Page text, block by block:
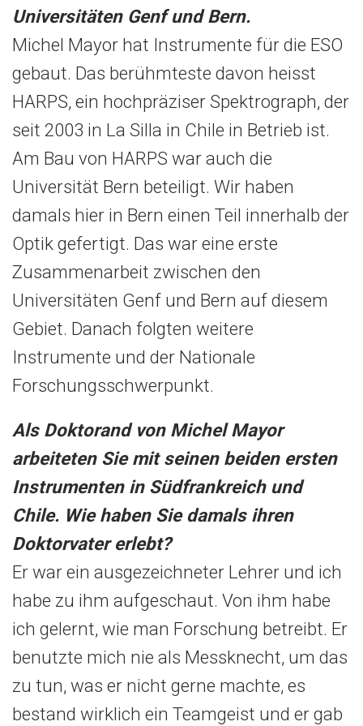
Universitäten Genf und Bern.
Michel Mayor hat Instrumente für die ESO
gebaut. Das berühmteste davon heisst
HARPS, ein hochpräziser Spektrograph, der
seit 2003 in La Silla in Chile in Betrieb ist.
Am Bau von HARPS war auch die
Universität Bern beteiligt. Wir haben
damals hier in Bern einen Teil innerhalb der
Optik gefertigt. Das war eine erste
Zusammenarbeit zwischen den
Universitäten Genf und Bern auf diesem
Gebiet. Danach folgten weitere
Instrumente und der Nationale
Forschungsschwerpunkt.
Als Doktorand von Michel Mayor
arbeiteten Sie mit seinen beiden ersten
Instrumenten in Südfrankreich und
Chile. Wie haben Sie damals ihren
Doktorvater erlebt?
Er war ein ausgezeichneter Lehrer und ich
habe zu ihm aufgeschaut. Von ihm habe
ich gelernt, wie man Forschung betreibt. Er
benutzte mich nie als Messknecht, um das
zu tun, was er nicht gerne machte, es
bestand wirklich ein Teamgeist und er gab